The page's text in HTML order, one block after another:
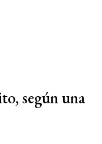
según una